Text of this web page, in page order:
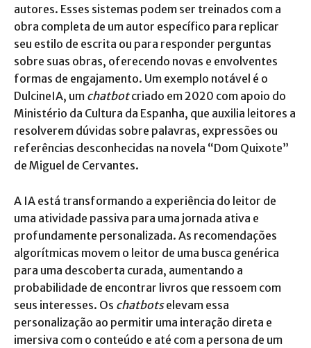
autores. Esses sistemas podem ser treinados com a
obra completa de um autor específico para replicar
seu estilo de escrita ou para responder perguntas
sobre suas obras, oferecendo novas e envolventes
formas de engajamento. Um exemplo notável é o
DulcineIA, um chatbotcriado em 2020 com apoio do
Ministério da Cultura da Espanha, que auxilia leitores a
resolverem dúvidas sobre palavras, expressões ou
referências desconhecidas na novela “Dom Quixote”
de Miguel de Cervantes.
A IA está transformando a experiência do leitor de
uma atividade passiva para uma jornada ativa e
profundamente personalizada. As recomendações
algorítmicas movem o leitor de uma busca genérica
para uma descoberta curada, aumentando a
probabilidade de encontrar livros que ressoem com
seus interesses. Os chatbotselevam essa
personalização ao permitir uma interação direta e
imersiva com o conteúdo e até com a persona de um